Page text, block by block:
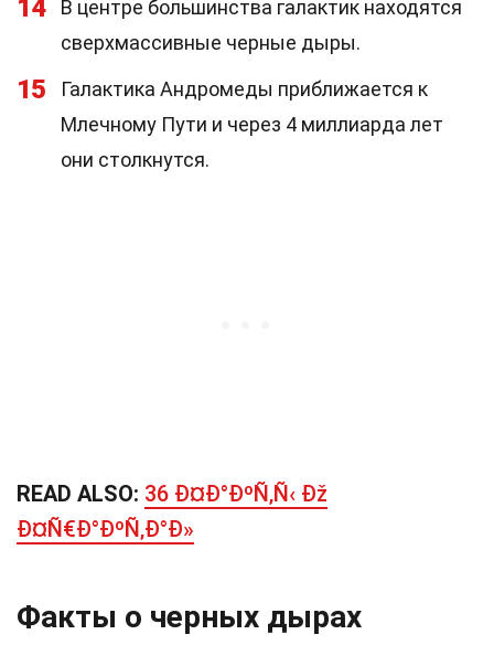
14
В центре большинства галактик находятся
сверхмассивные черные дыры.
15
Галактика Андромеды приближается к
Млечному Пути и через 4 миллиарда лет
они столкнутся.
READ ALSO: 36 Ð¤Ð°ÐºÑ‚Ñ‹ Ðž
Ð¤Ñ€Ð°ÐºÑ‚Ð°Ð»
Факты о черных дырах